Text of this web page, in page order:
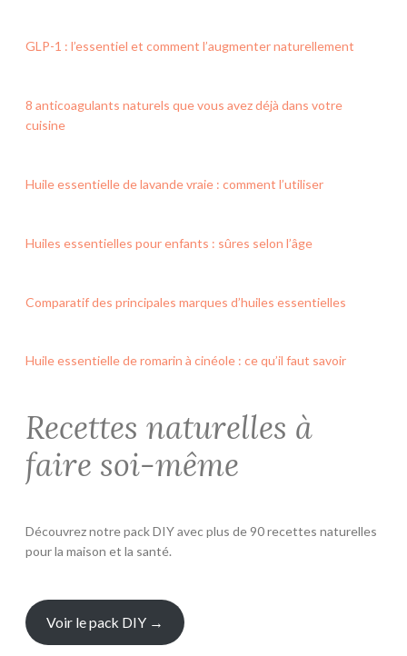
GLP-1 : l’essentiel et comment l’augmenter naturellement
8 anticoagulants naturels que vous avez déjà dans votre
cuisine
Huile essentielle de lavande vraie : comment l’utiliser
Huiles essentielles pour enfants : sûres selon l’âge
Comparatif des principales marques d’huiles essentielles
Huile essentielle de romarin à cinéole : ce qu’il faut savoir
Recettes naturelles à
faire soi-même
Découvrez notre pack DIY avec plus de 90 recettes naturelles
pour la maison et la santé.
Voir le pack DIY →